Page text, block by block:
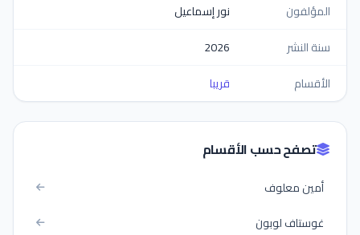
المؤلفون
نور إسماعيل
سنة النشر
2026
الأقسام
قريبا
تصفح حسب الأقسام
أمين معلوف
غوستاف لوبون